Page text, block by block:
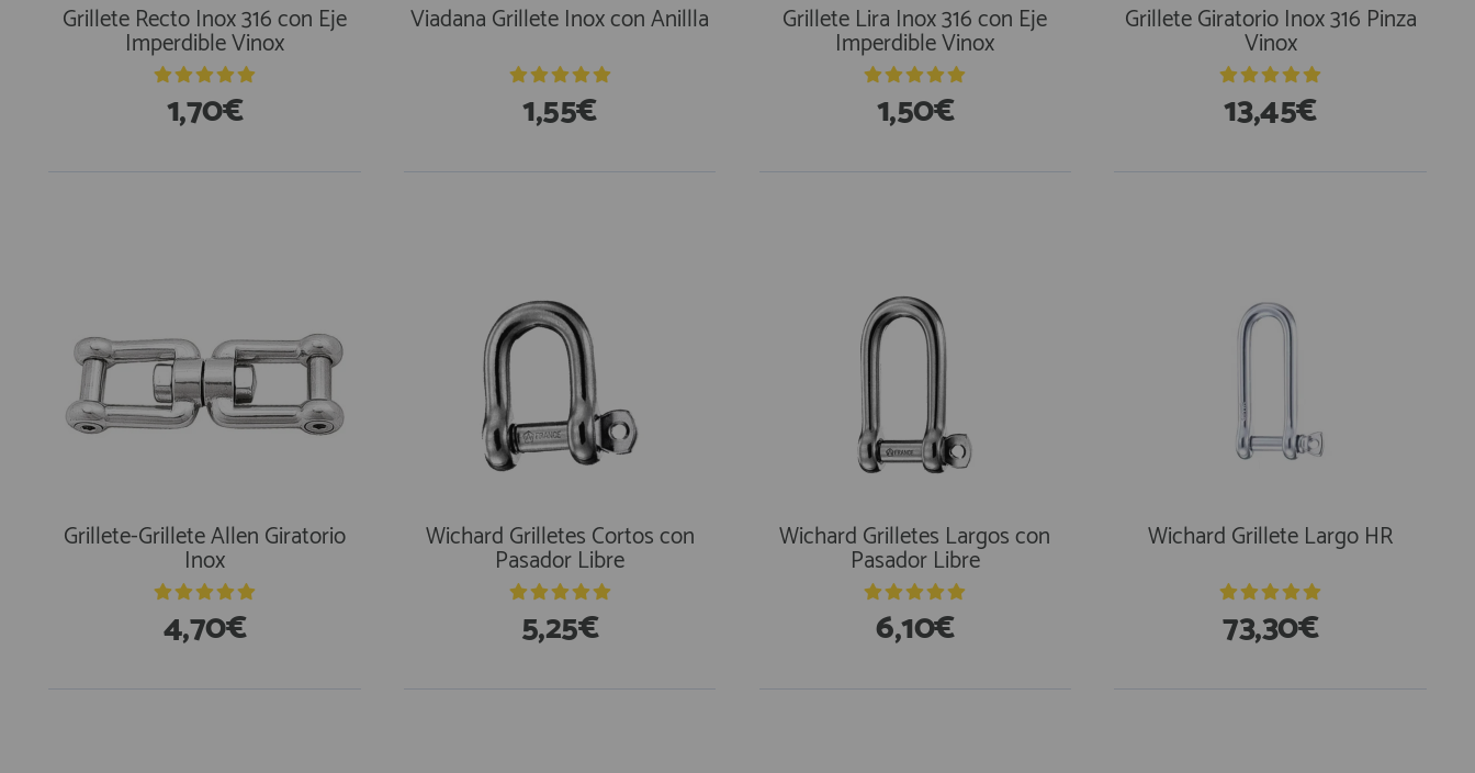
Grillete Recto Inox 316 con Eje
Imperdible Vinox
1,70€
Viadana Grillete Inox con Anillla
1,55€
Grillete Lira Inox 316 con Eje
Imperdible Vinox
1,50€
Grillete Giratorio Inox 316 Pinza
Vinox
13,45€
Grillete-Grillete Allen Giratorio
Inox
4,70€
Wichard Grilletes Cortos con
Pasador Libre
5,25€
Wichard Grilletes Largos con
Pasador Libre
6,10€
Wichard Grillete Largo HR
73,30€